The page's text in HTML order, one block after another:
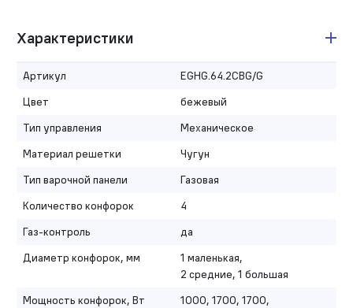
Характеристики
Артикул
EGHG.64.2CBG/G
Цвет
бежевый
Тип управления
Механическое
Материал решетки
Чугун
Тип варочной панели
Газовая
Количество конфорок
4
Газ-контроль
да
Диаметр конфорок, мм
1 маленькая,
2 средние, 1 большая
Мощность конфорок, Вт
1000, 1700, 1700,